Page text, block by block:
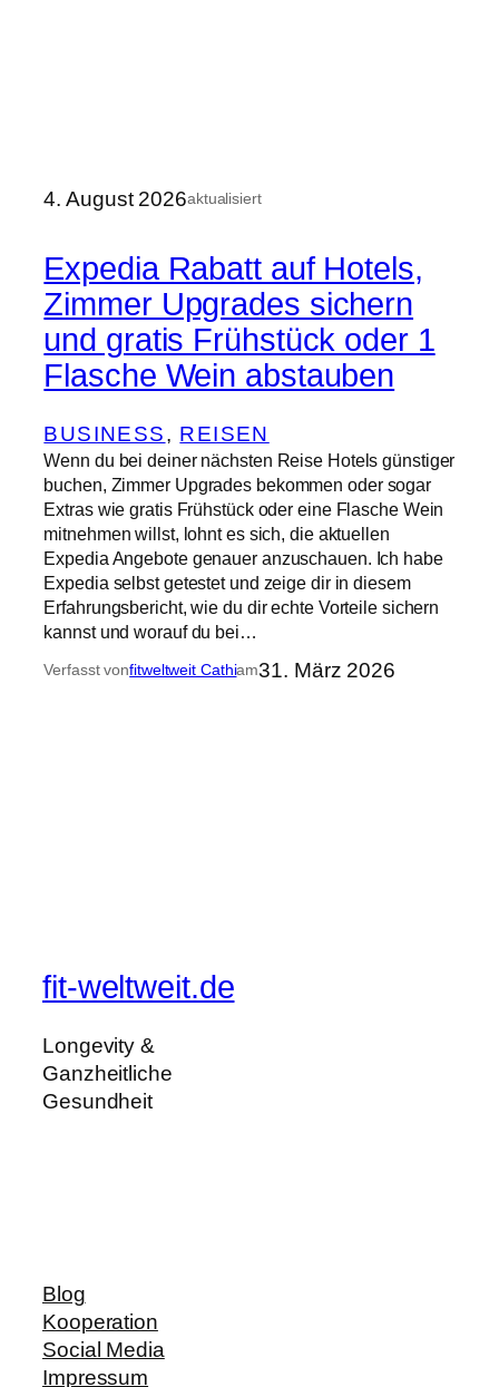
4. August 2026aktualisiert
Expedia Rabatt auf Hotels,
Zimmer Upgrades sichern
und gratis Frühstück oder 1
Flasche Wein abstauben
BUSINESS, REISEN
Wenn du bei deiner nächsten Reise Hotels günstiger
buchen, Zimmer Upgrades bekommen oder sogar
Extras wie gratis Frühstück oder eine Flasche Wein
mitnehmen willst, lohnt es sich, die aktuellen
Expedia Angebote genauer anzuschauen. Ich habe
Expedia selbst getestet und zeige dir in diesem
Erfahrungsbericht, wie du dir echte Vorteile sichern
kannst und worauf du bei…
Verfasst vonfitweltweit Cathiam31. März 2026
fit-weltweit.de
Longevity &
Ganzheitliche
Gesundheit
Blog
Kooperation
Social Media
Impressum